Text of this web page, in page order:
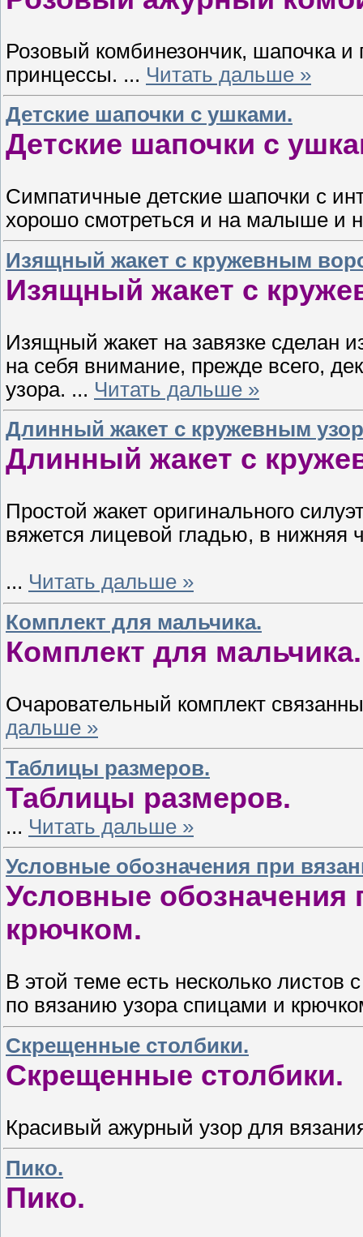
Розовый комбинезончик, шапочка
принцессы. ... Читать дальше »
Детские шапочки с ушками.
Детские шапочки с
Симпатичные детские шапочки с
хорошо смотреться и на малыше и
Изящный жакет с кружевным
Изящный жакет с
Изящный жакет на завязке сделан
на себя внимание, прежде всего,
узора. ... Читать дальше »
Длинный жакет с кружевным
Длинный жакет с
Простой жакет оригинального
вяжется лицевой гладью, в нижняя
... Читать дальше »
Комплект для мальчика.
Комплект для мальчика.
Очаровательный комплект
дальше »
Таблицы размеров.
Таблицы размеров.
... Читать дальше »
Условные обозначения при
Условные обозначения
крючком.
В этой теме есть несколько
по вязанию узора спицами и
Скрещенные столбики.
Скрещенные столбики.
Красивый ажурный узор для
Пико.
Пико.